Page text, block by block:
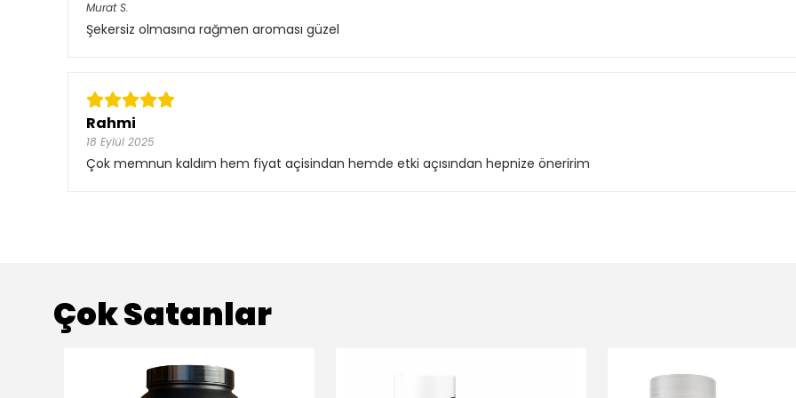
Murat S.
Şekersiz olmasına rağmen aroması güzel
Rahmi
18 Eylül 2025
Çok memnun kaldım hem fiyat açisindan hemde etki açısından hepnize öneririm
Çok Satanlar